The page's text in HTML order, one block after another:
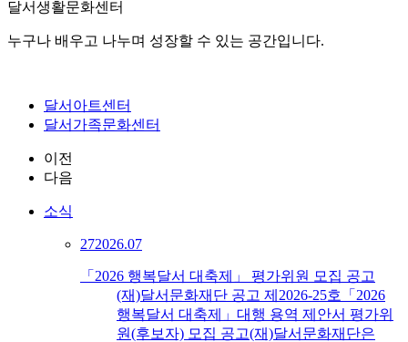
달서생활문화센터
누구나 배우고 나누며 성장할 수 있는 공간입니다.
달서아트센터
달서가족문화센터
이전
다음
소식
272026.07
「2026 행복달서 대축제」 평가위원 모집 공고
(재)달서문화재단 공고 제2026-25호「2026
행복달서 대축제」대행 용역 제안서 평가위
원(후보자) 모집 공고(재)달서문화재단은